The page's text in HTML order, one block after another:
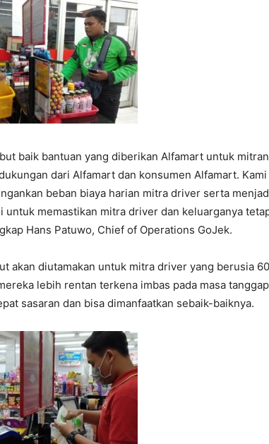
baik bantuan yang diberikan Alfamart untuk
dari Alfamart dan konsumen Alfamart.
beban biaya harian mitra driver serta
untuk memastikan mitra driver dan keluarganya
Hans Patuwo, Chief of Operations GoJek.
akan diutamakan untuk mitra driver yang berusia
lebih rentan terkena imbas pada masa
sasaran dan bisa dimanfaatkan sebaik-baiknya.